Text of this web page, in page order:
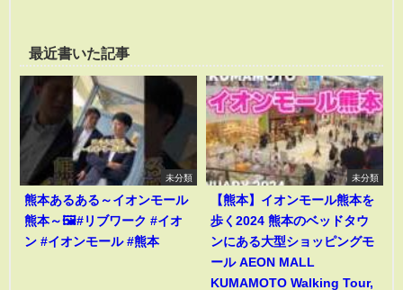
最近書いた記事
未分類
熊本あるある～イオンモール
熊本～🖼️#リブワーク #イオ
ン #イオンモール #熊本
未分類
【熊本】イオンモール熊本を
歩く2024 熊本のベッドタウ
ンにある大型ショッピングモ
ール AEON MALL
KUMAMOTO Walking Tour,